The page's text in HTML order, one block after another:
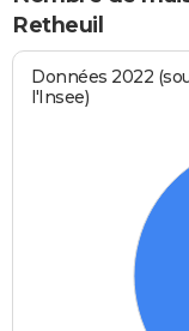
Retheuil
Données 2022
l'Insee)